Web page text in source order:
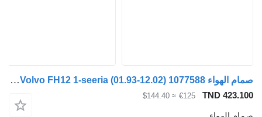
صمام الهواء Volvo FH12 1-seeria (01.93-12.02) 1077588 لـ السيارات القاطرة Volvo FH12, FH16, NH12, FH, VNL780 (1993-2014)
TND
€125
≈ $144.40